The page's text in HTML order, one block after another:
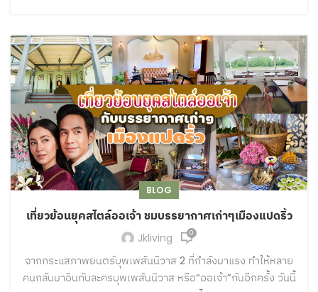
BLOG
เที่ยวย้อนยุคสไตล์ออเจ้า ชมบรรยากาศเก่าๆเมืองแปดริ้ว
Jkliving 0
จากกระแสภาพยนตร์บุพเพสันนิวาส 2 ที่กำลังมาแรง ทำให้หลาย
คนกลับมาอินกับละครบุพเพสันนิวาส หรือ“ออเจ้า”กันอีกครั้ง วันนี้